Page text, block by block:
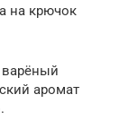
на крючок
варёный
аромат